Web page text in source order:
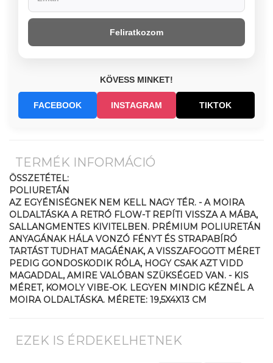
Feliratkozom
KÖVESS MINKET!
FACEBOOK INSTAGRAM TIKTOK
TERMÉK INFORMÁCIÓ
ÖSSZETÉTEL:
POLIURETÁN
AZ EGYÉNISÉGNEK NEM KELL NAGY TÉR. - A MOIRA
OLDALTÁSKA A RETRÓ FLOW-T REPÍTI VISSZA A MÁBA,
SALLANGMENTES KIVITELBEN. PRÉMIUM POLIURETÁN
ANYAGÁNAK HÁLA VONZÓ FÉNYT ÉS STRAPABÍRÓ
TARTÁST TUDHAT MAGÁÉNAK, A VISSZAFOGOTT MÉRET
PEDIG GONDOSKODIK RÓLA, HOGY CSAK AZT VIDD
MAGADDAL, AMIRE VALÓBAN SZÜKSÉGED VAN. - KIS
MÉRET, KOMOLY VIBE-OK. LEGYEN MINDIG KÉZNÉL A
MOIRA OLDALTÁSKA. MÉRETE: 19,5X4X13 CM
EZEK IS ÉRDEKELHETNEK